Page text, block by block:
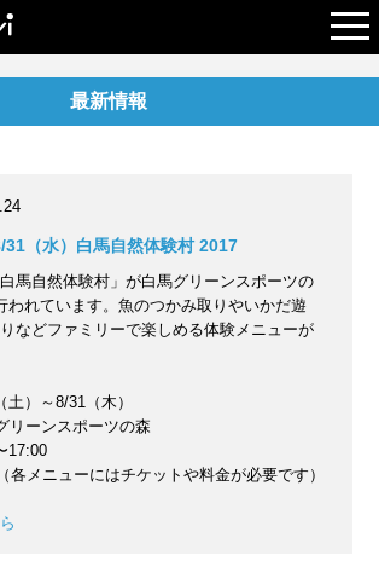
最新情報
31（水）白馬自然体験村 2017
馬自然体験村」が白馬グリーンスポーツの
われています。魚のつかみ取りやいかだ遊
などファミリーで楽しめる体験メニューが
）～8/31（木）
ーンスポーツの森
メニューにはチケットや料金が必要です）